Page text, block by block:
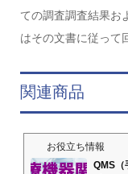
ての調査調査結果お
はその文書に従って
関連商品
お役立ち情報
QMS